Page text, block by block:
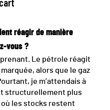
réagir de manière
vous ?
Le pétrole réagit
alors que le gaz
je m’attendais à
structurellement plus
les stocks restent